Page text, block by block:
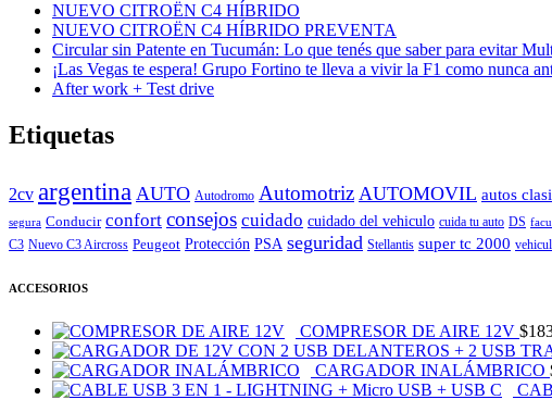
NUEVO CITROËN C4 HÍBRIDO
NUEVO CITROËN C4 HÍBRIDO PREVENTA
Circular sin Patente en Tucumán: Lo que tenés que saber para evitar
¡Las Vegas te espera! Grupo Fortino te lleva a vivir la F1 como nunca
After work + Test drive
Etiquetas
2cv argentina AUTO Autodromo Automotriz AUTOMOVIL autos
segura Conducir confort consejos cuidado cuidado del vehiculo cuida tu auto DS
C3 Nuevo C3 Aircross Peugeot Protección PSA seguridad Stellantis super tc 2000
ACCESORIOS
COMPRESOR DE AIRE 12V $
CARGADOR INALÁMBRICO